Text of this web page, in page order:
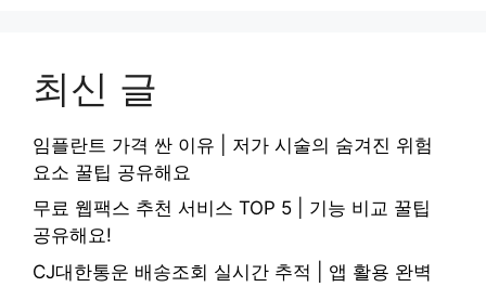
최신 글
임플란트 가격 싼 이유 | 저가 시술의 숨겨진 위험
요소 꿀팁 공유해요
무료 웹팩스 추천 서비스 TOP 5 | 기능 비교 꿀팁
공유해요!
CJ대한통운 배송조회 실시간 추적 | 앱 활용 완벽